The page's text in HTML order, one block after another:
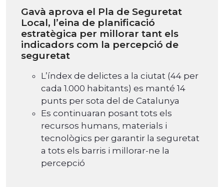
Gavà aprova el Pla de Seguretat
Local, l’eina de planificació
estratègica per millorar tant els
indicadors com la percepció de
seguretat
L’índex de delictes a la ciutat (44 per
cada 1.000 habitants) es manté 14
punts per sota del de Catalunya
Es continuaran posant tots els
recursos humans, materials i
tecnològics per garantir la seguretat
a tots els barris i millorar-ne la
percepció